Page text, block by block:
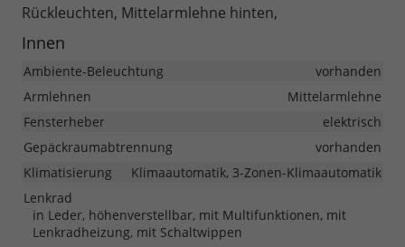
Rückleuchten, Mittelarmlehne hinten,
Innen
Ambiente-Beleuchtung
vorhanden
Armlehnen
Mittelarmlehne
Fensterheber
elektrisch
Gepäckraumabtrennung
vorhanden
Klimatisierung
Klimaautomatik, 3-Zonen-Klimaautomatik
Lenkrad
in Leder, höhenverstellbar, mit Multifunktionen, mit
Lenkradheizung, mit Schaltwippen